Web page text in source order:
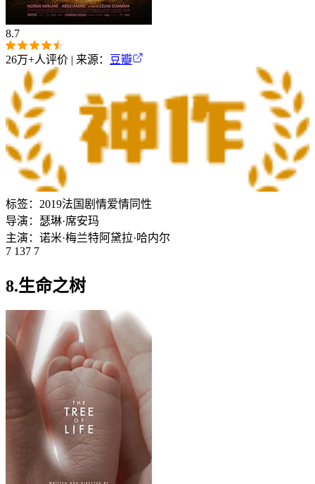
8.7
26万+人评价 | 来源： 豆瓣
标签： 2019法国 剧情爱情同性
导演： 瑟琳·席安玛
主演： 诺米·梅兰特阿黛拉·哈内尔
7 137 7
8.生命之树